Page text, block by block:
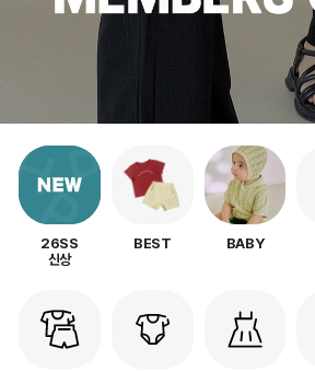
26SS
신상
BEST BABY